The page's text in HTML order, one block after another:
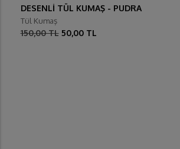
DESENLİ TÜL KUMAŞ - PUDRA
Tül Kumaş
150,00 TL 50,00 TL